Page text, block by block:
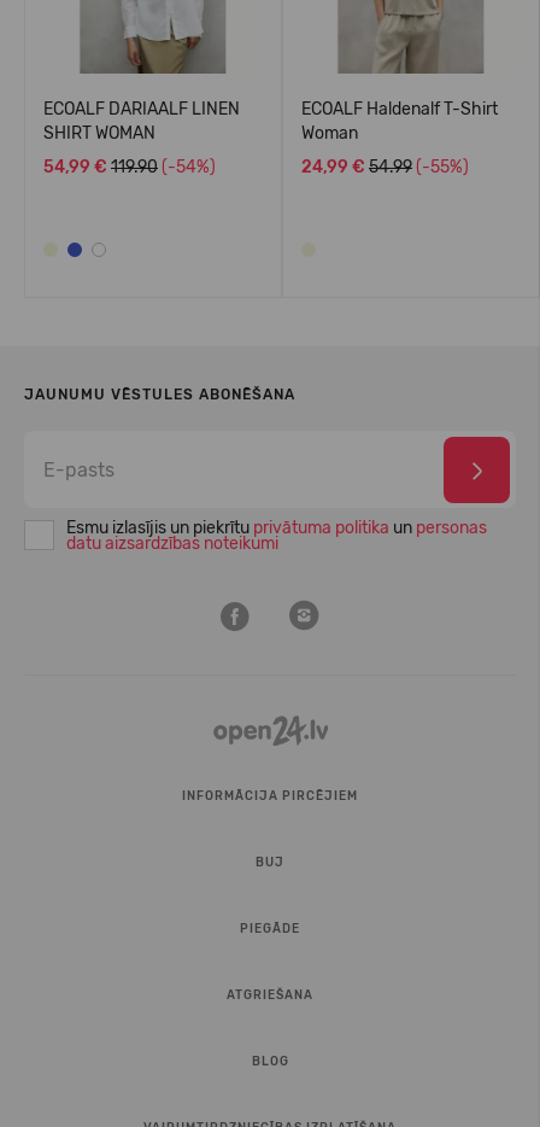
ECOALF DARIAALF LINEN
SHIRT WOMAN
54,99 € 119.90 (-54%)
ECOALF Haldenalf T-Shirt
Woman
24,99 € 54.99 (-55%)
JAUNUMU VĒSTULES ABONĒŠANA
Esmu izlasījis un piekrītu privātuma politika un personas
datu aizsardzības noteikumi
INFORMĀCIJA PIRCĒJIEM
BUJ
PIEGĀDE
ATGRIEŠANA
BLOG